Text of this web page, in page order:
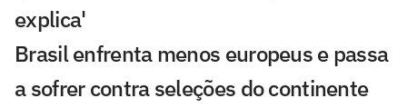
explica'
Brasil enfrenta menos europeus e passa
a sofrer contra seleções do continente